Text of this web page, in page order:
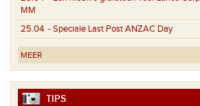
MM
25.04 - Speciale Last Post ANZAC Day
MEER
TIPS